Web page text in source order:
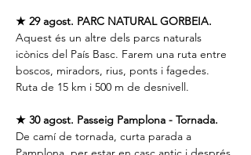
★ 29 agost. PARC NATURAL GORBEIA.
Aquest és un altre dels parcs naturals
icònics del País Basc. Farem una ruta entre
boscos, miradors, rius, ponts i fagedes.
Ruta de 15 km i 500 m de desnivell.
★ 30 agost. Passeig Pamplona - Tornada.
De camí de tornada, curta parada a